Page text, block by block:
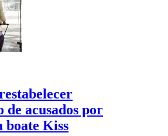
de acusados por
boate Kiss